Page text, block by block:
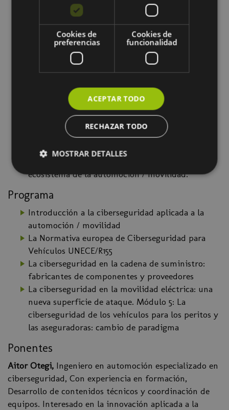
Fabricantes de vehículos.
hardware, desarrolladoras de software, y
proveedoras de servicio.
Gestores de flotas, aseguradoras, carroceros,
transformadores, personal de talleres y
concesionarios.
Formadores/as, consultores/as, analistas,
investigadores/as, profesionales STEM…
Periodistas y comunicadores/as.
Entidades de Certificación, Auditores/as de
Calidad, AAPP y organismos reguladores.
Recomendado a quienes forman parte del
ecosistema de la automoción / movilidad.
Programa
Introducción a la ciberseguridad aplicada a la
automoción / movilidad
La Normativa europea de Ciberseguridad para
Vehículos UNECE/R155
La ciberseguridad en la cadena de suministro:
fabricantes de componentes y proveedores
La ciberseguridad en la movilidad eléctrica: una
nueva superficie de ataque. Módulo 5: La
ciberseguridad de los vehículos para los peritos y
las aseguradoras: cambio de paradigma
Ponentes
Aitor Otegi, Ingeniero en automoción especializado en
ciberseguridad, Con experiencia en formación,
Desarrollo de contenidos técnicos y coordinación de
equipos. Interesado en la innovación aplicada a la
Cookies de
preferencias
Cookies de
funcionalidad
ACEPTAR TODO
RECHAZAR TODO
MOSTRAR DETALLES